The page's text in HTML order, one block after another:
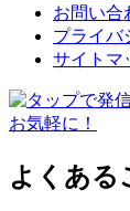
お問い合
プライバ
サイトマ
よくある